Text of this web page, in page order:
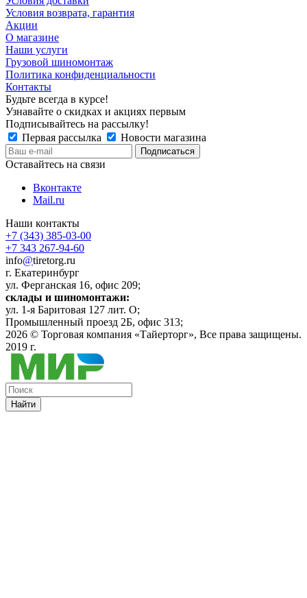
Условия возврата, гарантия
Акции
О магазине
Наши услуги
Грузовой шиномонтаж
Политика конфиденциальности
Контакты
Будьте всегда в курсе!
Узнавайте о скидках и акциях первым
Подписывайтесь на рассылку!
Первая рассылка
Новости магазина
Оставайтесь на связи
Вконтакте
Mail.ru
Наши контакты
+7 (343) 385-03-00
+7 343 267-94-60
info@tiretorg.ru
г. Екатеринбург
ул. Ферганская 16, офис 209;
склады и шиномонтажи:
ул. 1-я Баритовая 127 лит. О;
Промышленный проезд 2Б, офис 313;
2026 © Торговая компания «Тайерторг», Все права защищены.
2019 г.
Найти